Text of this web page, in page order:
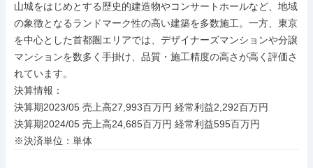
山城をはじめとする歴史的建造物やコンサートホールなど、地域
の象徴となるランドマーク性の高い建築を多数施工。一方、東京
を中心とした首都圏エリアでは、デザイナーズマンションや分譲
マンションを数多く手掛け、品質・施工精度の高さが高く評価さ
れています。
決算情報：
決算期2023/05 売上高27,993百万円 経常利益2,292百万円
決算期2024/05 売上高24,685百万円 経常利益595百万円
※決済単位：単体